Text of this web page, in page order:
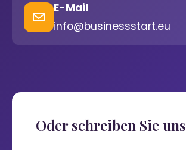
E-Mail
info@businessstart.eu
Oder schreiben Sie uns